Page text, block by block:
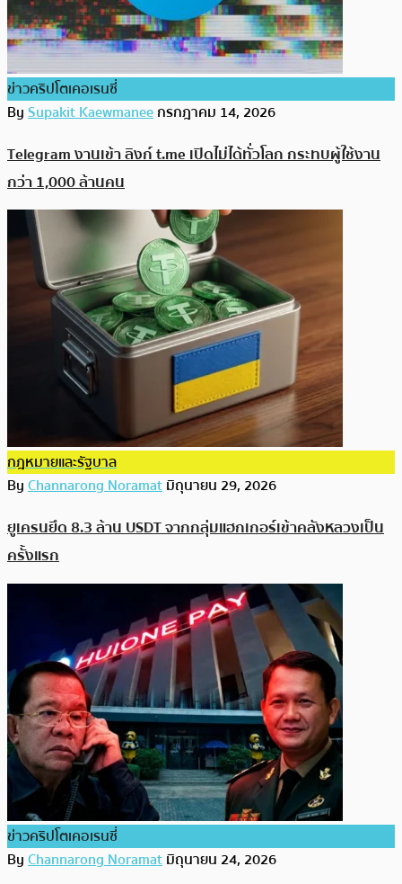
ข่าวคริปโตเคอเรนซี่
BySupakit Kaewmaneeกรกฎาคม 14, 2026
Telegram งานเข้า ลิงก์ t.me เปิดไม่ได้ทั่วโลก กระทบผู้ใช้งาน
กว่า 1,000 ล้านคน
กฎหมายและรัฐบาล
ByChannarong Noramatมิถุนายน 29, 2026
ยูเครนยึด 8.3 ล้าน USDT จากกลุ่มแฮกเกอร์เข้าคลังหลวงเป็น
ครั้งแรก
ข่าวคริปโตเคอเรนซี่
ByChannarong Noramatมิถุนายน 24, 2026